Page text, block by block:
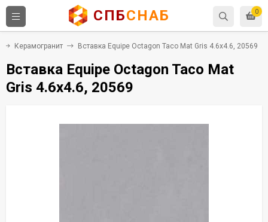
0
СПБСНАБ
Керамогранит Вставка Equipe Octagon Taco Mat Gris 4.6x4.6, 20569
Вставка Equipe Octagon Taco Mat
Gris 4.6x4.6, 20569